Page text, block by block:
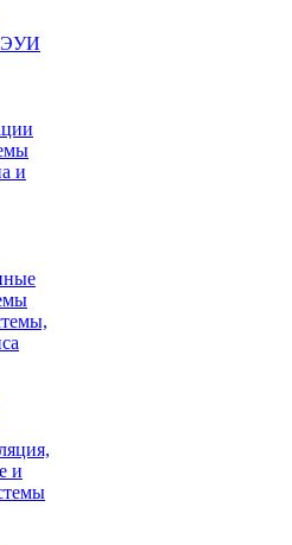
ЭУИ
и
и